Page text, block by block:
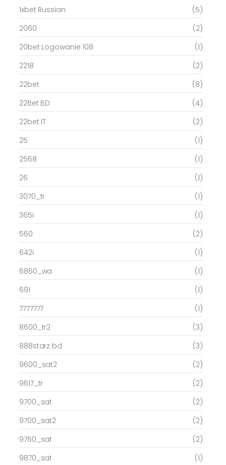
1xbet Russian
(5)
2060
(2)
20bet Logowanie 108
(1)
2218
(2)
22bet
(8)
22Bet BD
(4)
22bet IT
(2)
25
(1)
2568
(1)
26
(1)
3070_tr
(1)
365i
(1)
560
(2)
642i
(1)
6860_wa
(1)
691
(1)
7777777
(1)
8600_tr2
(3)
888starz bd
(3)
9600_sat2
(2)
9617_tr
(2)
9700_sat
(2)
9700_sat2
(2)
9760_sat
(2)
9870_sat
(1)